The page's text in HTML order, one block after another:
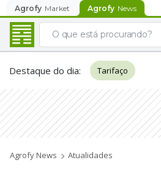
Agrofy Market Agrofy News
Destaque do dia: Tarifaço
Agrofy News Atualidades